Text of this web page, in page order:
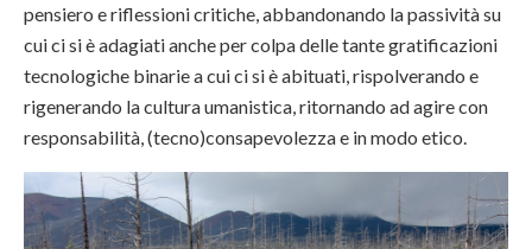
pensiero e riflessioni critiche, abbandonando la passività su
cui ci si è adagiati anche per colpa delle tante gratificazioni
tecnologiche binarie a cui ci si è abituati, rispolverando e
rigenerando la cultura umanistica, ritornando ad agire con
responsabilità, (tecno)consapevolezza e in modo etico.